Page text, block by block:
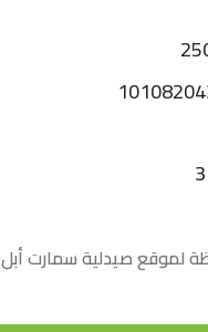
صيدلية سمارت أبل 2022